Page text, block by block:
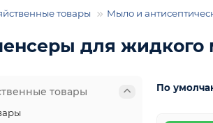
товары Мыло и
для жидкого
товары По